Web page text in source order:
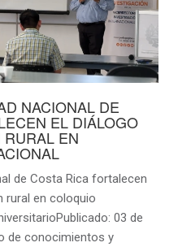
NACIONAL DE
EL DIÁLOGO
EN
de Costa Rica fortalecen
rural en coloquio
03 de
de conocimientos y